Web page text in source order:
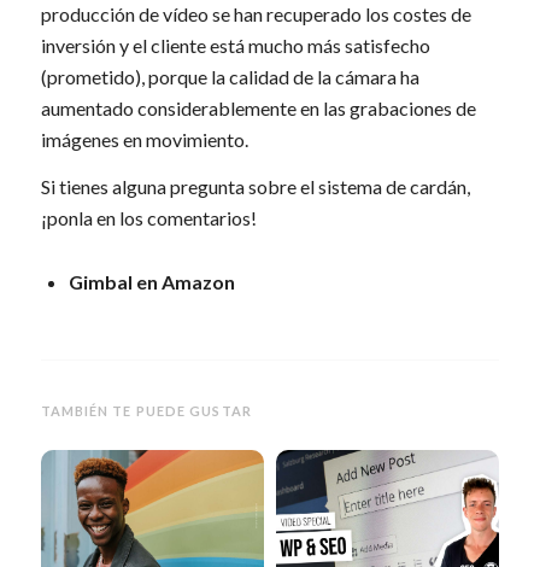
producción de vídeo se han recuperado los costes de
inversión y el cliente está mucho más satisfecho
(prometido), porque la calidad de la cámara ha
aumentado considerablemente en las grabaciones de
imágenes en movimiento.
Si tienes alguna pregunta sobre el sistema de cardán,
¡ponla en los comentarios!
Gimbal en Amazon
TAMBIÉN TE PUEDE GUSTAR